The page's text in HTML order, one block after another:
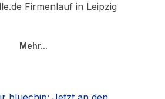
Firmenlauf in Leipzig
Mehr...